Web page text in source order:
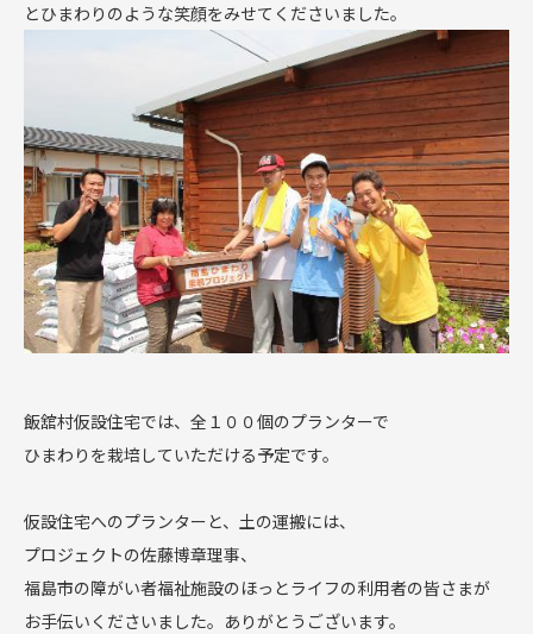
とひまわりのような笑顔をみせてくださいました。
飯舘村仮設住宅では、全１００個のプランターで
ひまわりを栽培していただける予定です。
仮設住宅へのプランターと、土の運搬には、
プロジェクトの佐藤博章理事、
福島市の障がい者福祉施設のほっとライフの利用者の皆さまが
お手伝いくださいました。ありがとうございます。